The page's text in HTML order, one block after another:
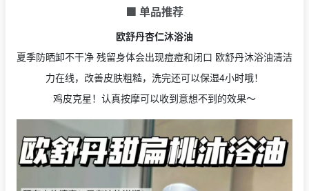
🟩 单品推荐
欧舒丹杏仁沐浴油
夏季防晒卸不干净 残留身体会出现痘痘和闭口 欧舒丹沐浴油清洁
力在线，改善皮肤粗糙，洗完还可以保湿4小时哦！
鸡皮克星！认真按摩可以收到意想不到的效果～